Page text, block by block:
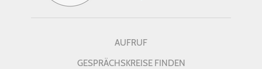
AUFRUF
GESPRÄCHSKREISE FINDEN